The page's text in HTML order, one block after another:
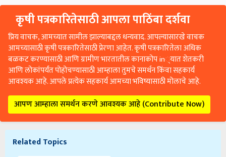
कृषी पत्रकारितेसाठी आपला पाठिंबा दर्शवा
प्रिय वाचक, आमच्यात सामील झाल्याबद्दल धन्यवाद. आपल्यासारखे वाचक
आमच्यासाठी कृषी पत्रकारितेसाठी प्रेरणा आहेत. कृषी पत्रकारितेला अधिक
बळकट करण्यासाठी आणि ग्रामीण भारतातील कानाकोप in्यात शेतकरी
आणि लोकांपर्यंत पोहोचण्यासाठी आम्हाला तुमचे समर्थन किंवा सहकार्य
आवश्यक आहे. आपले प्रत्येक सहकार्य आमच्या भविष्यासाठी मोलाचे आहे.
आपण आम्हाला समर्थन करणे आवश्यक आहे (Contribute Now)
Related Topics